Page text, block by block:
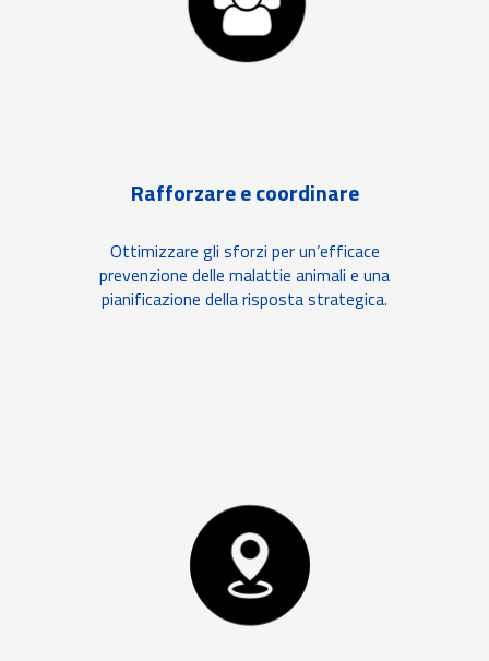
Rafforzare e coordinare
Ottimizzare gli sforzi per un’efficace
prevenzione delle malattie animali e una
pianificazione della risposta strategica.